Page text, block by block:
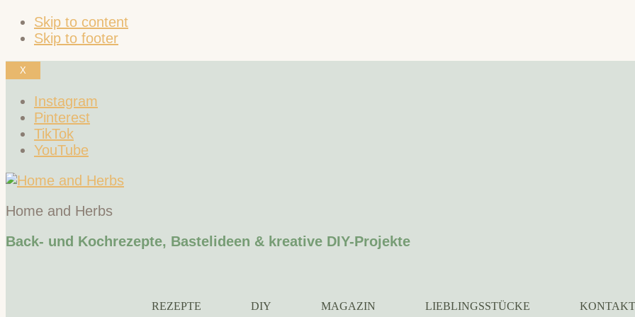
Skip to content
Skip to footer
X
Instagram
Pinterest
TikTok
YouTube
Home and Herbs
Back- und Kochrezepte, Bastelideen & kreative DIY-Projekte
REZEPTE DIY MAGAZIN LIEBLINGSSTÜCKE KONTAKT